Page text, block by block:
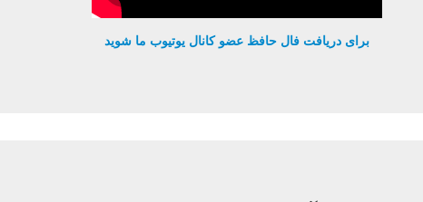
برای دریافت فال حافظ عضو کانال یوتیوب ما شوید